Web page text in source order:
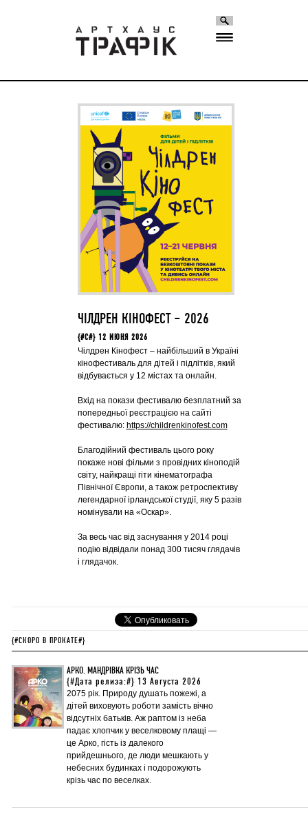
ЧІЛДРЕН КІНОФЕСТ – 2026
{#C#} 12 ИЮНЯ 2026
Чілдрен Кінофест – найбільший в Україні
кінофестиваль для дітей і підлітків, який
відбувається у 12 містах та онлайн.
Вхід на покази фестивалю безплатний за
попередньої реєстрацією на сайті
фестивалю: https://childrenkinofest.com
Благодійний фестиваль цього року
покаже нові фільми з провідних кіноподій
світу, найкращі гіти кінематографа
Північної Європи, а також ретроспективу
легендарної ірландської студії, яку 5 разів
номінували на «Оскар».
За весь час від заснування у 2014 році
подію відвідали понад 300 тисяч глядачів
і глядачок.
{#СКОРО В ПРОКАТЕ#}
АРКО. МАНДРІВКА КРІЗЬ ЧАС
{#Дата релиза:#} 13 Августа 2026
2075 рік. Природу душать пожежі, а
дітей виховують роботи замість вічно
відсутніх батьків. Аж раптом із неба
падає хлопчик у веселковому плащі —
це Арко, гість із далекого
прийдешнього, де люди мешкають у
небесних будинках і подорожують
крізь час по веселках.